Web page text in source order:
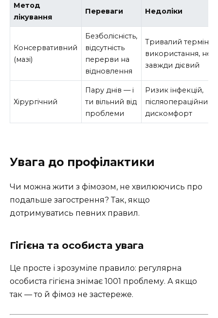
Метод
лікування
Переваги Недоліки
Консервативний
(мазі)
Безболісність,
відсутність
перерви на
відновлення
Тривалий термін
використання, не
завжди дієвий
Хірургічний
Пару днів — і
ти вільний від
проблеми
Ризик інфекцій,
післяопераційний
дискомфорт
Увага до профілактики
Чи можна жити з фімозом, не хвилюючись про
подальше загострення? Так, якщо
дотримуватись певних правил.
Гігієна та особиста увага
Це просте і зрозуміле правило: регулярна
особиста гігієна знімає 1001 проблему. А якщо
так — то й фімоз не застереже.